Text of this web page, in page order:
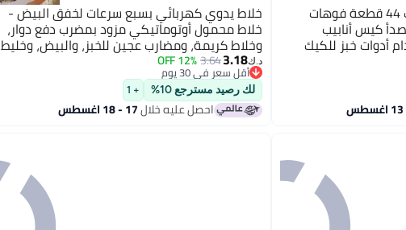
jaexest مجموعة تزيين الكيك 44 قطعة فوهات
كيس أنابيب
أدوات خبز للكيك
في الخبز
خلاط يدوي كهربائي بسبع سرعات لخفق البيض -
خلاط محمول أوتوماتيكي مزود بمضرب دفع دوار،
وخلاط كريمة، ومضارب عجين للخبز، والبيض، وخليط
الكيك، والحلويات
د.ك‏3.18
3.64
12% OFF
أقل سعر في 30 يوم
أقل سعر في 30 يوم
لك رصيد مسترجع 10% + 1
احصل عليه خلال17 - 18 اغسطس